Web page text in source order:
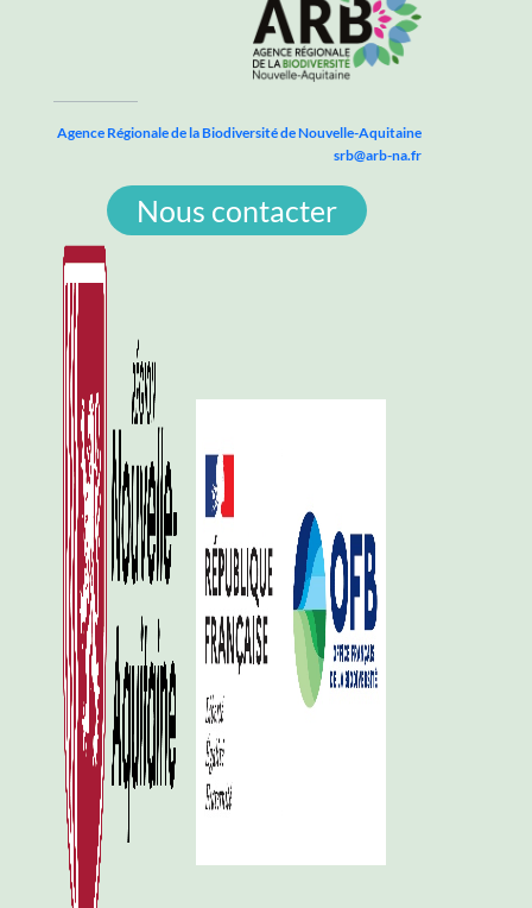
Agence Régionale de la Biodiversité de Nouvelle-Aquitaine
srb@arb-na.fr
Nous contacter